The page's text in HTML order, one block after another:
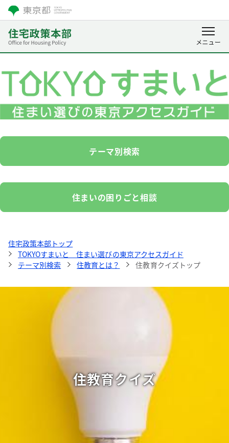
テーマ別検索
住まいの困りごと相談
住宅政策本部トップ
TOKYOすまいと 住まい選びの東京アクセスガイド
テーマ別検索
住教育とは？ 住教育クイズトップ
住教育クイズ